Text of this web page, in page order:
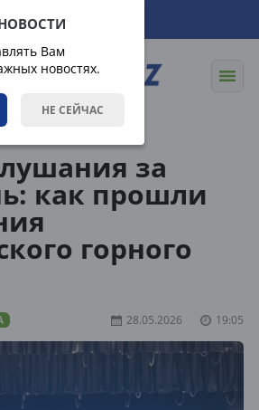
Вам
новостях.
НЕ СЕЙЧАС
за
как прошли
горного
28.05.2026 19:05